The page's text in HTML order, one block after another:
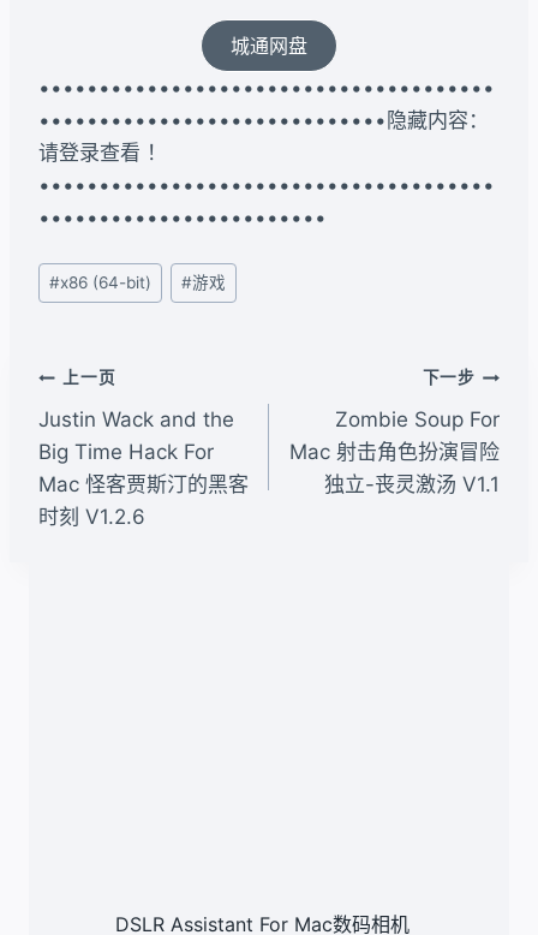
城通网盘
••••••••••••••••••••••••••••••••••••••
•••••••••••••••••••••••••••••隐藏内容：
请登录查看 ！
••••••••••••••••••••••••••••••••••••••
••••••••••••••••••••••••
文
章
签：
#x86 (64-bit) #游戏
文
章
导
航
上一页
Justin Wack and the
Big Time Hack For
Mac 怪客贾斯汀的黑客
时刻 V1.2.6
下一步
Zombie Soup For
Mac 射击角色扮演冒险
独立-丧灵激汤 V1.1
DSLR Assistant For Mac数码相机